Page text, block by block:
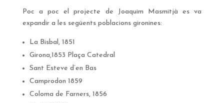
Poc a poc el projecte de Joaquim Masmitjà es va
expandir a les següents poblacions gironines:
La Bisbal, 1851
Girona,1853 Plaça Catedral
Sant Esteve d’en Bas
Camprodon 1859
Coloma de Farners, 1856